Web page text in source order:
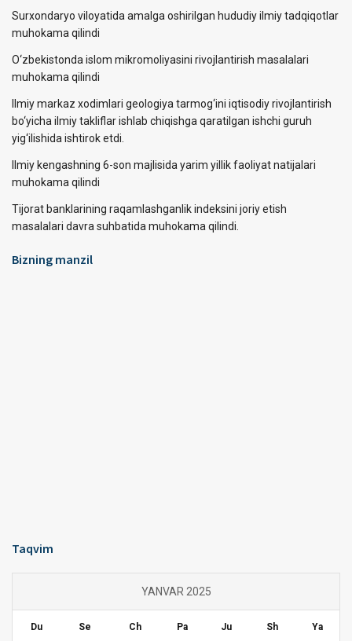
Surxondaryo viloyatida amalga oshirilgan hududiy ilmiy tadqiqotlar
muhokama qilindi
O‘zbekistonda islom mikromoliyasini rivojlantirish masalalari
muhokama qilindi
Ilmiy markaz xodimlari geologiya tarmog‘ini iqtisodiy rivojlantirish
bo‘yicha ilmiy takliflar ishlab chiqishga qaratilgan ishchi guruh
yig‘ilishida ishtirok etdi.
Ilmiy kengashning 6-son majlisida yarim yillik faoliyat natijalari
muhokama qilindi
Tijorat banklarining raqamlashganlik indeksini joriy etish
masalalari davra suhbatida muhokama qilindi.
Bizning manzil
Taqvim
YANVAR 2025
Du Se Ch Pa Ju Sh Ya